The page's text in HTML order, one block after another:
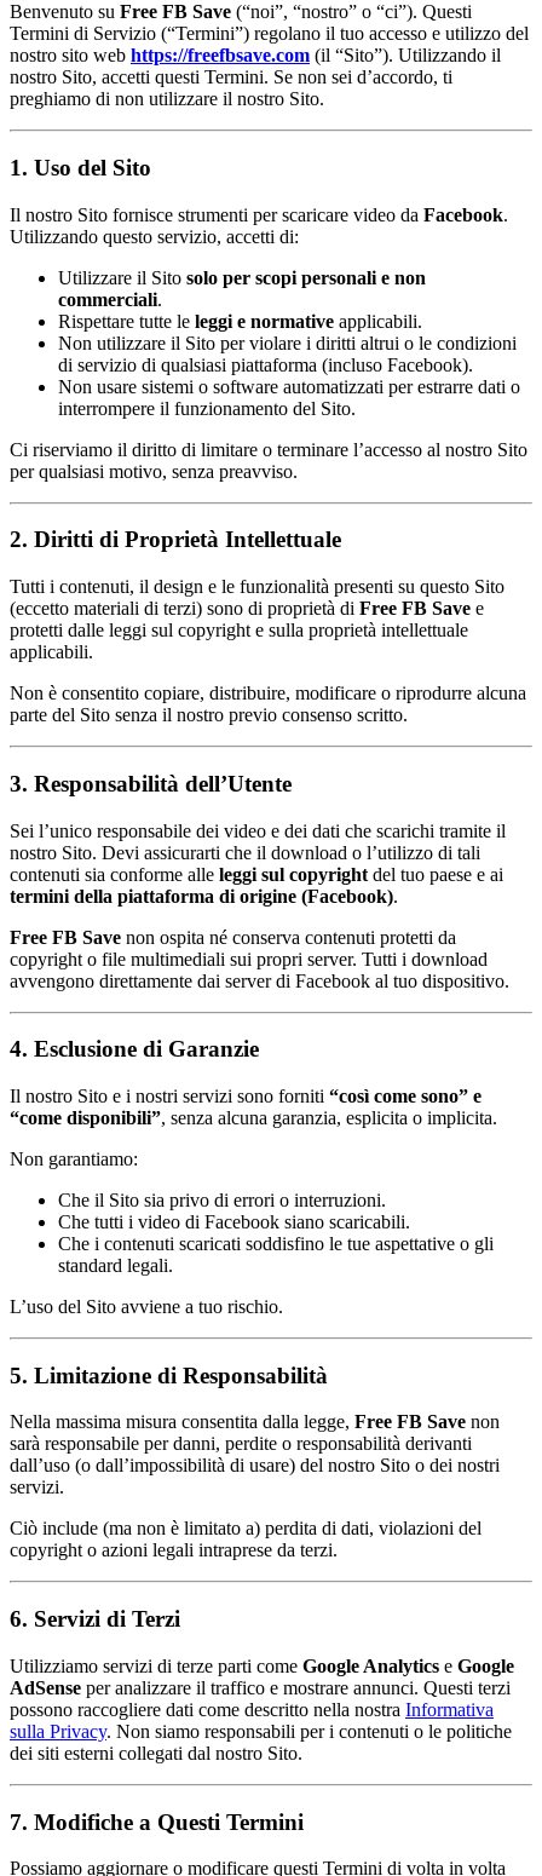
Benvenuto su Free FB Save (“noi”, “nostro” o “ci”). Questi
Termini di Servizio (“Termini”) regolano il tuo accesso e utilizzo del
nostro sito web https://freefbsave.com (il “Sito”). Utilizzando il
nostro Sito, accetti questi Termini. Se non sei d’accordo, ti
preghiamo di non utilizzare il nostro Sito.
1. Uso del Sito
Il nostro Sito fornisce strumenti per scaricare video da Facebook.
Utilizzando questo servizio, accetti di:
Utilizzare il Sito solo per scopi personali e non
commerciali.
Rispettare tutte le leggi e normative applicabili.
Non utilizzare il Sito per violare i diritti altrui o le condizioni
di servizio di qualsiasi piattaforma (incluso Facebook).
Non usare sistemi o software automatizzati per estrarre dati o
interrompere il funzionamento del Sito.
Ci riserviamo il diritto di limitare o terminare l’accesso al nostro Sito
per qualsiasi motivo, senza preavviso.
2. Diritti di Proprietà Intellettuale
Tutti i contenuti, il design e le funzionalità presenti su questo Sito
(eccetto materiali di terzi) sono di proprietà di Free FB Save e
protetti dalle leggi sul copyright e sulla proprietà intellettuale
applicabili.
Non è consentito copiare, distribuire, modificare o riprodurre alcuna
parte del Sito senza il nostro previo consenso scritto.
3. Responsabilità dell’Utente
Sei l’unico responsabile dei video e dei dati che scarichi tramite il
nostro Sito. Devi assicurarti che il download o l’utilizzo di tali
contenuti sia conforme alle leggi sul copyright del tuo paese e ai
termini della piattaforma di origine (Facebook).
Free FB Save non ospita né conserva contenuti protetti da
copyright o file multimediali sui propri server. Tutti i download
avvengono direttamente dai server di Facebook al tuo dispositivo.
4. Esclusione di Garanzie
Il nostro Sito e i nostri servizi sono forniti “così come sono” e
“come disponibili”, senza alcuna garanzia, esplicita o implicita.
Non garantiamo:
Che il Sito sia privo di errori o interruzioni.
Che tutti i video di Facebook siano scaricabili.
Che i contenuti scaricati soddisfino le tue aspettative o gli
standard legali.
L’uso del Sito avviene a tuo rischio.
5. Limitazione di Responsabilità
Nella massima misura consentita dalla legge, Free FB Save non
sarà responsabile per danni, perdite o responsabilità derivanti
dall’uso (o dall’impossibilità di usare) del nostro Sito o dei nostri
servizi.
Ciò include (ma non è limitato a) perdita di dati, violazioni del
copyright o azioni legali intraprese da terzi.
6. Servizi di Terzi
Utilizziamo servizi di terze parti come Google Analytics e Google
AdSense per analizzare il traffico e mostrare annunci. Questi terzi
possono raccogliere dati come descritto nella nostra Informativa
sulla Privacy. Non siamo responsabili per i contenuti o le politiche
dei siti esterni collegati dal nostro Sito.
7. Modifiche a Questi Termini
Possiamo aggiornare o modificare questi Termini di volta in volta